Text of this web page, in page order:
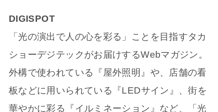
DIGISPOT
「光の演出で人の心を彩る」ことを目指すタカ
ショーデジテックがお届けするWebマガジン。
外構で使われている『屋外照明』や、店舗の看
板などに用いられている『LEDサイン』、街を
華やかに彩る『イルミネーション』など、「光